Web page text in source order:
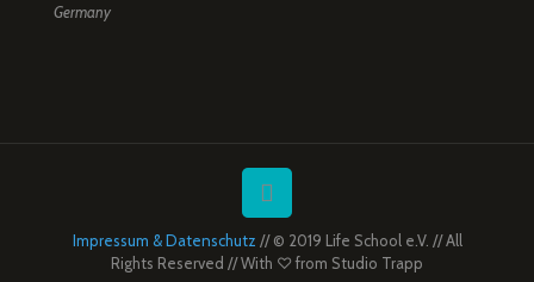
Germany
Impressum & Datenschutz // © 2019 Life School e.V. // All
Rights Reserved // With ♡ from Studio Trapp